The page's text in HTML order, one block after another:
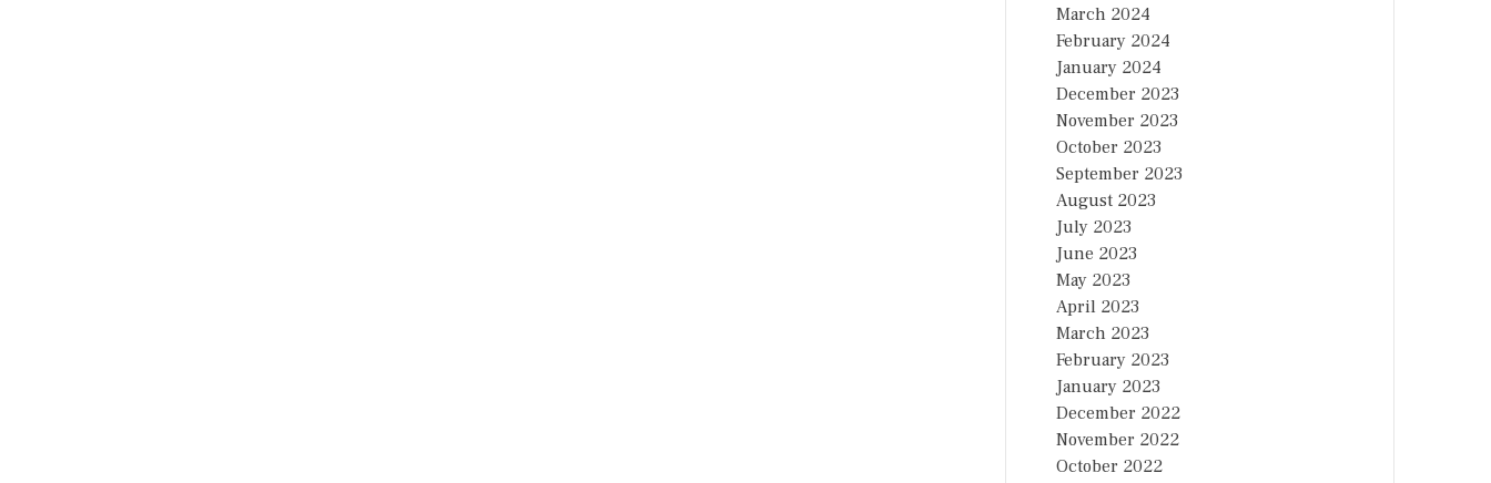
March 2024
February 2024
January 2024
December 2023
November 2023
October 2023
September 2023
August 2023
July 2023
June 2023
May 2023
April 2023
March 2023
February 2023
January 2023
December 2022
November 2022
October 2022